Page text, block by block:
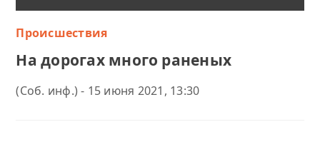
Происшествия
На дорогах много раненых
(Соб. инф.) - 15 июня 2021, 13:30